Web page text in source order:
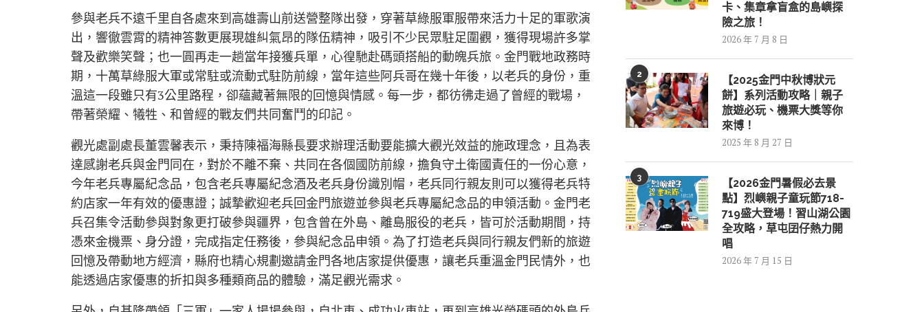
參與老兵不遠千里自各處來到高雄壽山前送營整隊出發，穿著草綠服軍服帶來活力十足的軍歌演
出，響徹雲霄的精神答數更展現雄糾氣昂的隊伍精神，吸引不少民眾駐足圍觀，獲得現場許多掌
聲及歡樂笑聲；也一圓再走一趟當年接獲兵單，心徨馳赴碼頭搭船的動魄兵旅。金門戰地政務時
期，十萬草綠服大軍或常駐或流動式駐防前線，當年這些阿兵哥在幾十年後，以老兵的身份，重
溫這一段雖只有3公里路程，卻蘊藏著無限的回憶與情感。每一步，都彷彿走過了曾經的戰場，
帶著榮耀、犧牲、和曾經的戰友們共同奮鬥的印記。
觀光處副處長董雲馨表示，秉持陳福海縣長要求辦理活動要能擴大觀光效益的施政理念，且為表
達感謝老兵與金門同在，對於不離不棄、共同在各個國防前線，擔負守土衛國責任的一份心意，
今年老兵專屬紀念品，包含老兵專屬紀念酒及老兵身份識別帽，老兵同行親友則可以獲得老兵特
約店家一年有效的優惠證；誠摯歡迎老兵回金門旅遊並參與老兵專屬紀念品的申領活動。金門老
兵召集令活動參與對象更打破參與疆界，包含曾在外島、離島服役的老兵，皆可於活動期間，持
憑來金機票、身分證，完成指定任務後，參與紀念品申領。為了打造老兵與同行親友們新的旅遊
回憶及帶動地方經濟，縣府也精心規劃邀請金門各地店家提供優惠，讓老兵重溫金門民情外，也
能透過店家優惠的折扣與多種類商品的體驗，滿足觀光需求。
卡、集章拿盲盒的島嶼探
險之旅！
2026 年 7 月 8 日
2
【2025金門中秋博狀元
餅】系列活動攻略｜親子
旅遊必玩、機票大獎等你
來博！
2025 年 8 月 27 日
3
【2026金門暑假必去景
點】烈嶼親子童玩節718-
719盛大登場！習山湖公園
全攻略，草屯囝仔熱力開
唱
2026 年 7 月 15 日